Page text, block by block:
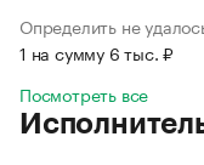
Определить не
1 на сумму 6 тыс. ₽
Посмотреть все